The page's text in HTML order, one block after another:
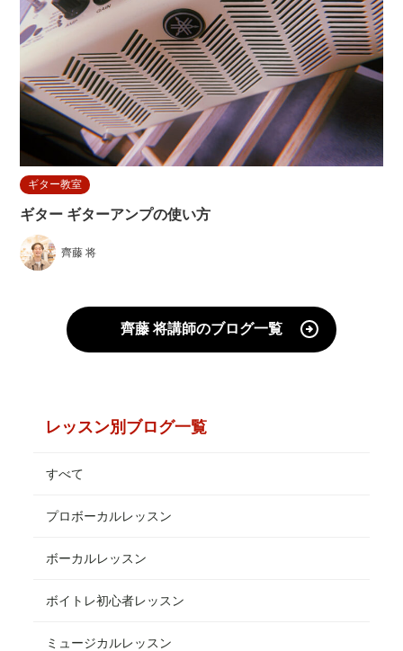
ギター教室
ギター ギターアンプの使い方
齊藤 将
齊藤 将講師のブログ一覧
レッスン別ブログ一覧
すべて
プロボーカルレッスン
ボーカルレッスン
ボイトレ初心者レッスン
ミュージカルレッスン